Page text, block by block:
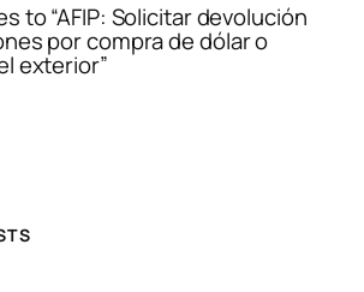
to “AFIP: Solicitar devolución
por compra de dólar o
exterior”